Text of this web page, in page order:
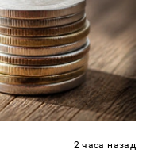
2 часа назад